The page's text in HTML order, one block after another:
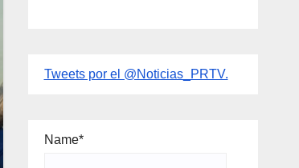
Tweets por el @Noticias_PRTV.
Name*